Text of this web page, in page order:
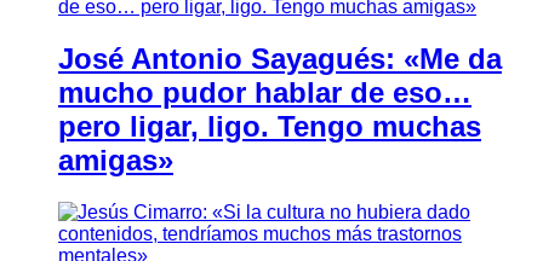
José Antonio Sayagués: «Me da
mucho pudor hablar de eso…
pero ligar, ligo. Tengo muchas
amigas»